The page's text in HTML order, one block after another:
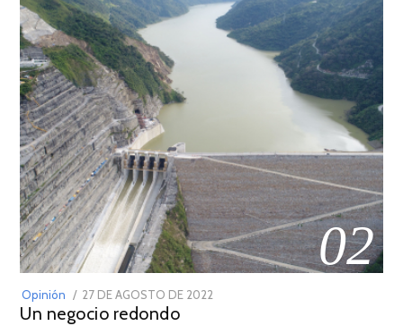
02
Opinión
POSTED
ON
27 DE AGOSTO DE 2022
Un negocio redondo